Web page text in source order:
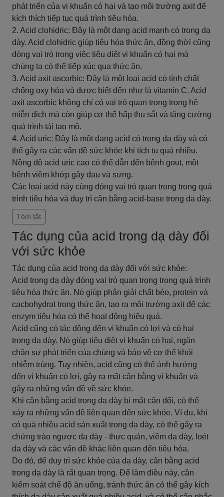
phát triển của vi khuẩn có hại và tạo môi trường axit để
kích thích tiếp tục quá trình tiêu hóa.
2. Acid clohidric: Đây là một dạng acid mạnh có trong dạ
dày. Acid clohidric giúp tiêu hóa thức ăn, đồng thời cũng
đóng vai trò trong việc tiêu diệt vi khuẩn có hại mà
chúng ta có thể tiếp xúc qua thức ăn.
3. Acid axit ascorbic: Đây là một loại acid có tính chất
chống oxy hóa và được biết đến như là vitamin C. Acid
axit ascorbic không chỉ có vai trò quan trọng trong hệ
miễn dịch mà còn giúp cơ thể hấp thụ sắt và tăng cường
quá trình tái tạo mô.
4. Acid uric: Đây là một dạng acid có trong dạ dày và có
thể gây ra các vấn đề sức khỏe khi tích tụ quá nhiều.
Nồng độ acid uric cao có thể dẫn đến bệnh gout, một
bệnh viêm khớp gây đau và sưng.
Các loại acid này cùng đóng vai trò quan trọng trong quá
trình tiêu hóa và duy trì cân bằng acid-base trong dạ dày.
Tóm tắt
Tác dụng của acid trong dạ dày đối
với sức khỏe
Tác dụng của acid trong dạ dày đối với sức khỏe:
Acid trong dạ dày đóng vai trò quan trọng trong quá trình
tiêu hóa thức ăn. Nó giúp phân giải chất béo, protein và
cacbohydrat trong thức ăn, tạo ra môi trường axit để các
enzym tiêu hóa có thể hoạt động hiệu quả.
Acid cũng có tác động đến vi khuẩn có lợi và có hại
trong dạ dày. Nó giúp tiêu diệt vi khuẩn có hại, ngăn
chặn sự phát triển của chúng và bảo vệ cơ thể khỏi
nhiễm trùng. Tuy nhiên, acid cũng có thể ảnh hưởng
đến vi khuẩn có lợi, gây ra mất cân bằng vi khuẩn và
gây ra những vấn đề về sức khỏe.
Khi cân bằng acid trong dạ dày bị mất cân đối, có thể
xảy ra những vấn đề liên quan đến sức khỏe. Ví dụ, khi
có quá nhiều acid sản xuất trong dạ dày, có thể gây ra
chứng trào ngược dạ dày - thực quản, viêm dạ dày, loét
dạ dày và các vấn đề khác liên quan đến tiêu hóa.
Do đó, để duy trì sức khỏe của dạ dày, cân bằng acid
trong dạ dày là rất quan trọng. Để làm điều này, cần
kiểm soát chế độ ăn uống, tránh thức ăn có thể gây kích